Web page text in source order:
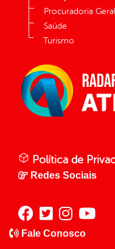
Procuradoria Geral
Saúde
Turismo
Política de
Redes Sociais
Fale Conosco